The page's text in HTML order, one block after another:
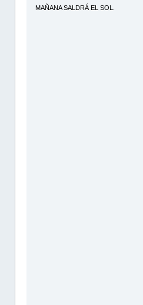
MAÑANA SALDRÁ EL SOL.